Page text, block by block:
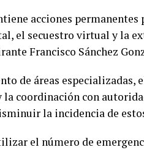
acciones
el secuestro virtual y la
Francisco Sánchez
de áreas especializadas,
coordinación con
la incidencia de
el número de